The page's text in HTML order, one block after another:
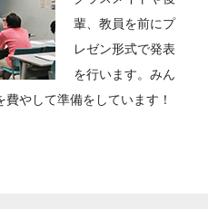
輩、教員を前にプ
レゼン形式で発表
を行います。みん
やして準備をしています！